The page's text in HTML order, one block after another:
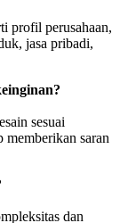
profil perusahaan,
jasa pribadi,
sesuai
saran
dan